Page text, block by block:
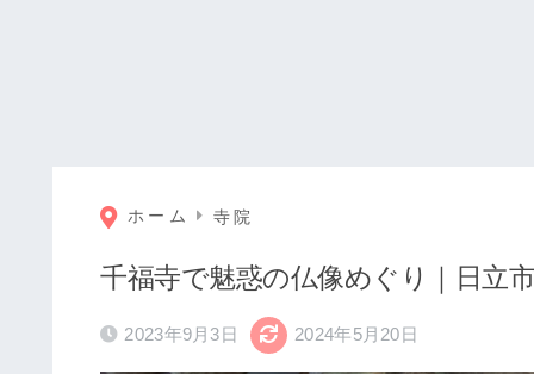
ホーム 寺院
千福寺で魅惑の仏像めぐり｜日立市
2023年9月3日 2024年5月20日